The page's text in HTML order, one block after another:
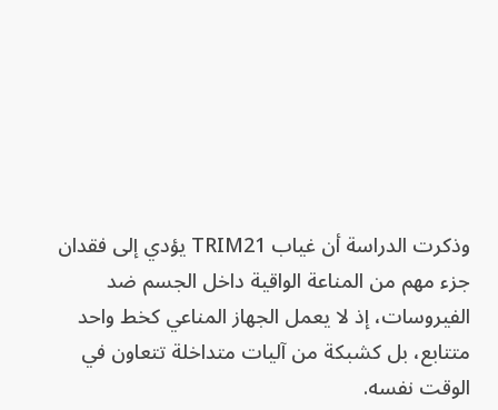
وذكرت الدراسة أن غياب TRIM21 يؤدي إلى فقدان
جزء مهم من المناعة الواقية داخل الجسم ضد
الفيروسات، إذ لا يعمل الجهاز المناعي كخط واحد
متتابع، بل كشبكة من آليات متداخلة تتعاون في
الوقت نفسه.